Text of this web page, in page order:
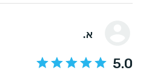
א.
5.0